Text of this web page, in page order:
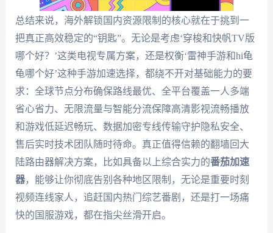
总结来说，海外解锁国内资源限制的核心就在于挑到一
把真正高效稳定的“钥匙”。无论是考虑‘穿梭和快帆TV版
哪个好？’这类电视专属方案，还是权衡‘雷神手游和hi龟
龟哪个好’这种手游加速选择，都绕不开对基础能力的要
求：全球节点分布确保路线最优、全平台覆盖一人多端
省心省力、无限流量与智能分流保障高清影视流畅播放
和游戏低延迟畅玩、数据加密专线传输守护隐私安全、
售后实时技术团队随时待命。真正值得信赖的翻墙回大
陆路由器解决方案，比如具备以上综合实力的番茄加速
器，能够让你彻底告别各种地区限制，无论是重要时刻
视频连线家人，追赶国内热门综艺番剧，还是打一场痛
快的国服游戏，都在指尖丝滑开启。